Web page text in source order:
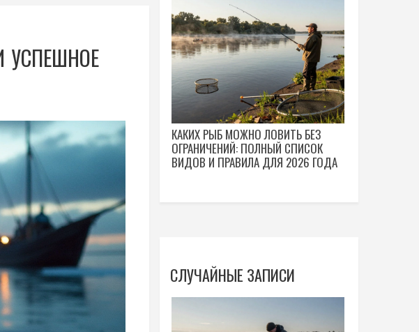
УСПЕШНОЕ
КАКИХ РЫБ МОЖНО ЛОВИТЬ БЕЗ
ОГРАНИЧЕНИЙ: ПОЛНЫЙ СПИСОК
ВИДОВ И ПРАВИЛА ДЛЯ 2026 ГОДА
СЛУЧАЙНЫЕ ЗАПИСИ